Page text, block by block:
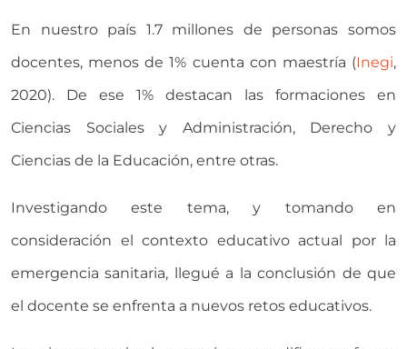
En nuestro país 1.7 millones de personas somos
docentes, menos de 1% cuenta con maestría (Inegi,
2020). De ese 1% destacan las formaciones en
Ciencias Sociales y Administración, Derecho y
Ciencias de la Educación, entre otras.
Investigando este tema, y tomando en
consideración el contexto educativo actual por la
emergencia sanitaria, llegué a la conclusión de que
el docente se enfrenta a nuevos retos educativos.